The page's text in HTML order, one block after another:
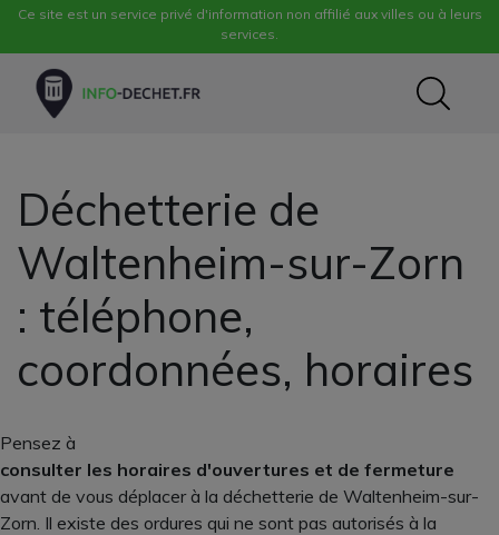
Ce site est un service privé d'information non affilié aux villes ou à leurs
services.
Déchetterie de
Waltenheim-sur-Zorn
: téléphone,
coordonnées, horaires
Pensez à
consulter les horaires d'ouvertures et de fermeture
avant de vous déplacer à la déchetterie de Waltenheim-sur-
Zorn. Il existe des ordures qui ne sont pas autorisés à la